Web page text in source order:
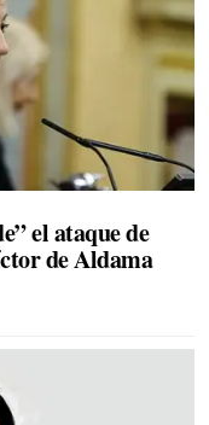
el ataque de
de Aldama